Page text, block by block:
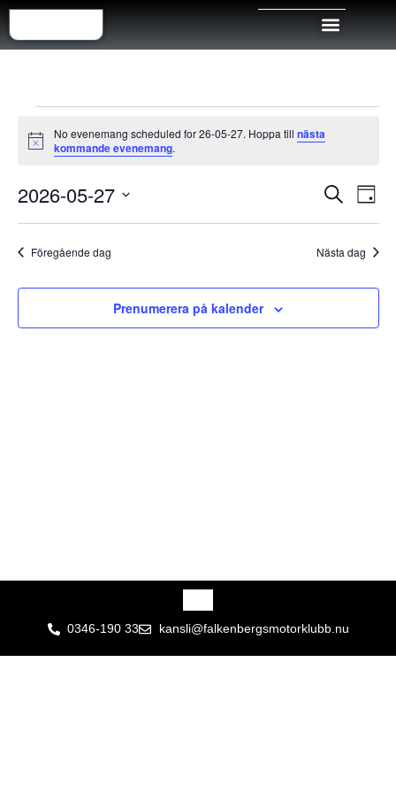
Notis
No evenemang scheduled for 26-05-27. Hoppa till nästa
kommande evenemang.
and
Sök Dag
2026-05-27
datum.
Föregående dag Nästa dag
Prenumerera på kalender
0346-190 33 kansli@falkenbergsmotorklubb.nu